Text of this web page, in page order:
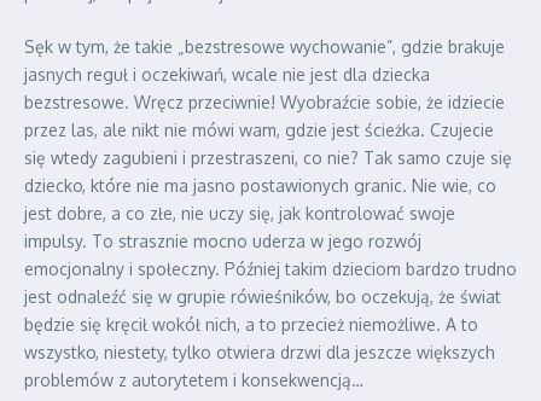
Sęk w tym, że takie „bezstresowe wychowanie”, gdzie brakuje
jasnych reguł i oczekiwań, wcale nie jest dla dziecka
bezstresowe. Wręcz przeciwnie! Wyobraźcie sobie, że idziecie
przez las, ale nikt nie mówi wam, gdzie jest ścieżka. Czujecie
się wtedy zagubieni i przestraszeni, co nie? Tak samo czuje się
dziecko, które nie ma jasno postawionych granic. Nie wie, co
jest dobre, a co złe, nie uczy się, jak kontrolować swoje
impulsy. To strasznie mocno uderza w jego rozwój
emocjonalny i społeczny. Później takim dzieciom bardzo trudno
jest odnaleźć się w grupie rówieśników, bo oczekują, że świat
będzie się kręcił wokół nich, a to przecież niemożliwe. A to
wszystko, niestety, tylko otwiera drzwi dla jeszcze większych
problemów z autorytetem i konsekwencją…